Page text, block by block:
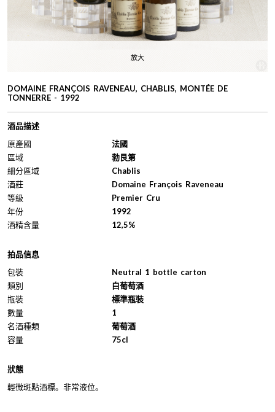
放大
DOMAINE FRANÇOIS RAVENEAU, CHABLIS, MONTÉE DE
TONNERRE - 1992
酒品描述
原產國
法國
區域
勃艮第
細分區域
Chablis
酒莊
Domaine François Raveneau
等級
Premier Cru
年份
1992
酒精含量
12,5%
拍品信息
包裝
Neutral 1 bottle carton
類別
白葡萄酒
瓶裝
標準瓶裝
數量
1
名酒種類
葡萄酒
容量
75cl
狀態
輕微斑點酒標。非常液位。